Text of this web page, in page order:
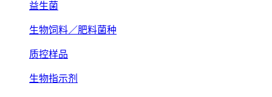
益生菌
生物饲料／肥料菌种
质控样品
生物指示剂